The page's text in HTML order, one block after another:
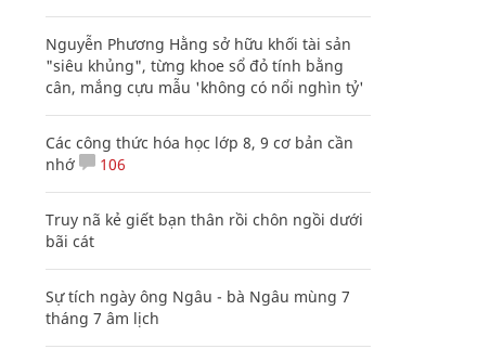
Nguyễn Phương Hằng sở hữu khối tài sản
"siêu khủng", từng khoe sổ đỏ tính bằng
cân, mắng cựu mẫu 'không có nổi nghìn tỷ'
Các công thức hóa học lớp 8, 9 cơ bản cần
nhớ
106
Truy nã kẻ giết bạn thân rồi chôn ngồi dưới
bãi cát
Sự tích ngày ông Ngâu - bà Ngâu mùng 7
tháng 7 âm lịch